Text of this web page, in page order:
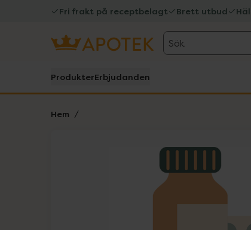
Fri frakt på receptbelagt Brett utbud
Sök
ProdukterErbjudanden
Hem
Lista: . Innehåller 1 objekt.